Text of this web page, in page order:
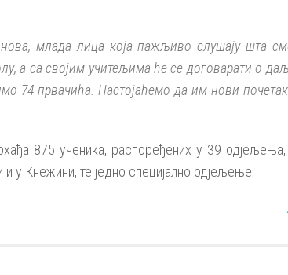
млада лица која пажљиво слушају шта
а са својим учитељима ће се договарати о
74 првачића. Настојаћемо да им нови
875 ученика, распоређених у 39
у Кнежини, те једно специјално одјељење.